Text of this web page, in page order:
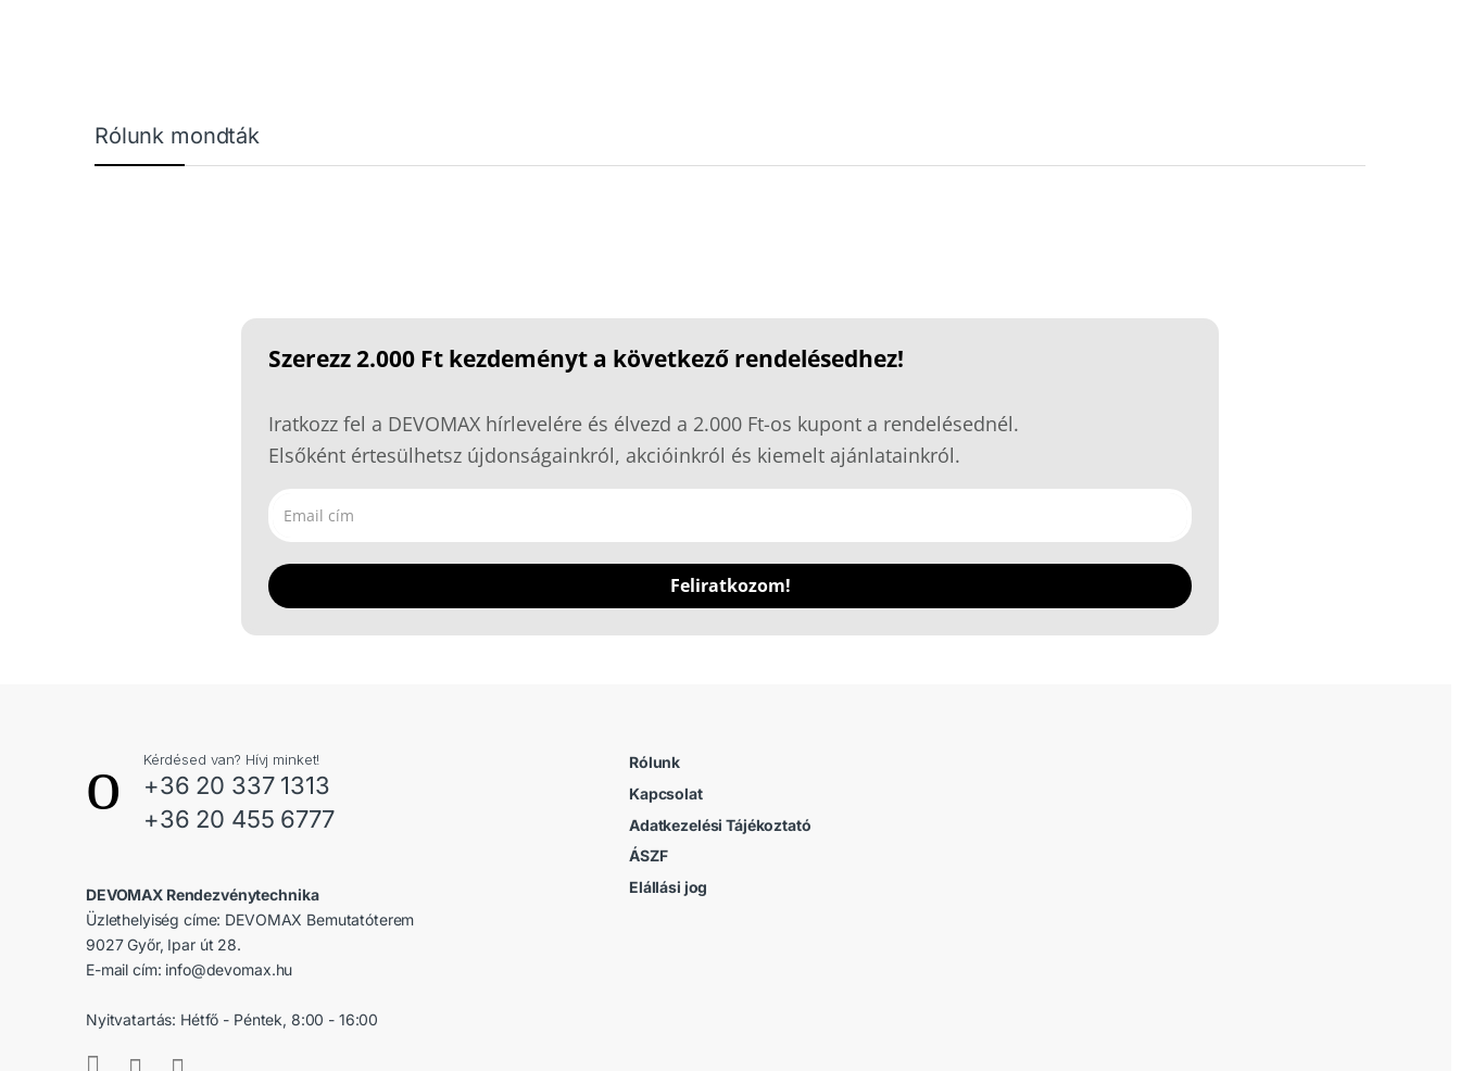
Márkák karusszel
Rólunk mondták
Szerezz 2.000 Ft kezdeményt a következő rendelésedhez!
Iratkozz fel a DEVOMAX hírlevelére és élvezd a 2.000 Ft-os kupont a rendelésednél.
Elsőként értesülhetsz újdonságainkról, akcióinkról és kiemelt ajánlatainkról.
Feliratkozom!
Kérdésed van? Hívj minket!
+36 20 337 1313
+36 20 455 6777
DEVOMAX Rendezvénytechnika
Üzlethelyiség címe: DEVOMAX Bemutatóterem
9027 Győr, Ipar út 28.
E-mail cím: info@devomax.hu
Nyitvatartás: Hétfő - Péntek, 8:00 - 16:00
Rólunk
Kapcsolat
Adatkezelési Tájékoztató
ÁSZF
Elállási jog